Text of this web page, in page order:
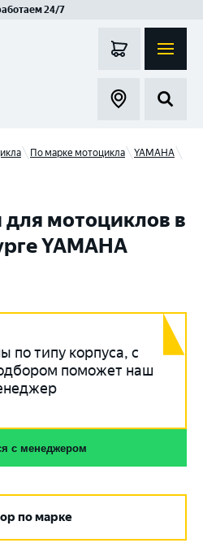
24/7
По марке мотоцикла
YAMAHA
мотоциклов в
YAMAHA
по типу корпуса, с
поможет наш
с менеджером
по марке